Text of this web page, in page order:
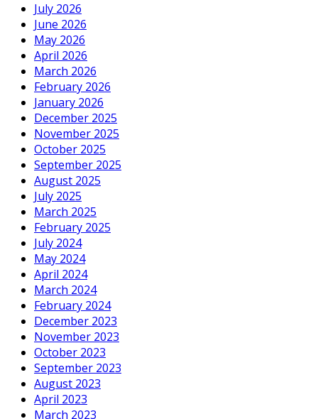
July 2026
June 2026
May 2026
April 2026
March 2026
February 2026
January 2026
December 2025
November 2025
October 2025
September 2025
August 2025
July 2025
March 2025
February 2025
July 2024
May 2024
April 2024
March 2024
February 2024
December 2023
November 2023
October 2023
September 2023
August 2023
April 2023
March 2023